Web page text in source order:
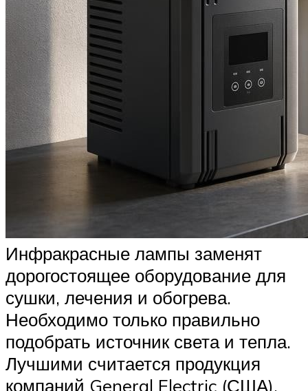
Инфракрасные лампы заменят
дорогостоящее оборудование для
сушки, лечения и обогрева.
Необходимо только правильно
подобрать источник света и тепла.
Лучшими считается продукция
компаний General Electric (США),